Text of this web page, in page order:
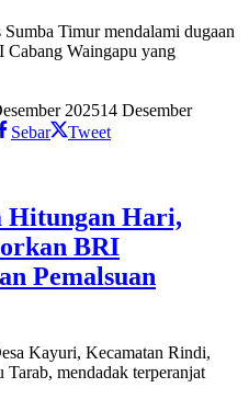
Timur mendalami dugaan
Waingapu yang
202514 Desember
Sebar Tweet
Hitungan Hari,
BRI
Pemalsuan
Kayuri, Kecamatan Rindi,
mendadak terperanjat